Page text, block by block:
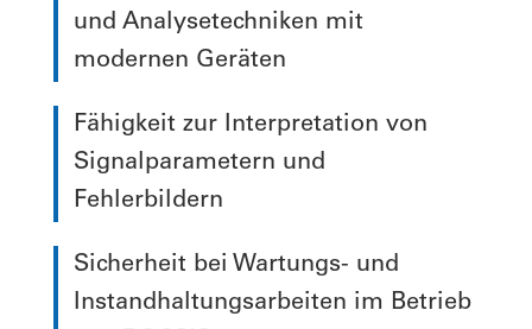
und Analysetechniken mit
modernen Geräten
Fähigkeit zur Interpretation von
Signalparametern und
Fehlerbildern
Sicherheit bei Wartungs- und
Instandhaltungsarbeiten im Betrieb